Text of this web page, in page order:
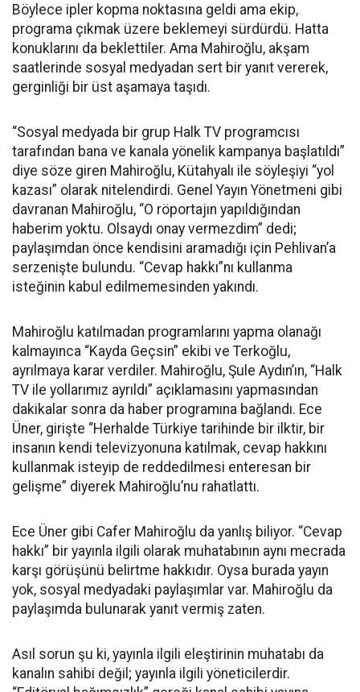
Böylece ipler kopma noktasına geldi ama ekip,
programa çıkmak üzere beklemeyi sürdürdü. Hatta
konuklarını da beklettiler. Ama Mahiroğlu, akşam
saatlerinde sosyal medyadan sert bir yanıt vererek,
gerginliği bir üst aşamaya taşıdı.
“Sosyal medyada bir grup Halk TV programcısı
tarafından bana ve kanala yönelik kampanya başlatıldı”
diye söze giren Mahiroğlu, Kütahyalı ile söyleşiyi “yol
kazası” olarak nitelendirdi. Genel Yayın Yönetmeni gibi
davranan Mahiroğlu, “O röportajın yapıldığından
haberim yoktu. Olsaydı onay vermezdim” dedi;
paylaşımdan önce kendisini aramadığı için Pehlivan’a
serzenişte bulundu. “Cevap hakkı”nı kullanma
isteğinin kabul edilmemesinden yakındı.
Mahiroğlu katılmadan programlarını yapma olanağı
kalmayınca “Kayda Geçsin” ekibi ve Terkoğlu,
ayrılmaya karar verdiler. Mahiroğlu, Şule Aydın’ın, “Halk
TV ile yollarımız ayrıldı” açıklamasını yapmasından
dakikalar sonra da haber programına bağlandı. Ece
Üner, girişte “Herhalde Türkiye tarihinde bir ilktir, bir
insanın kendi televizyonuna katılmak, cevap hakkını
kullanmak isteyip de reddedilmesi enteresan bir
gelişme” diyerek Mahiroğlu’nu rahatlattı.
Ece Üner gibi Cafer Mahiroğlu da yanlış biliyor. “Cevap
hakkı” bir yayınla ilgili olarak muhatabının aynı mecrada
karşı görüşünü belirtme hakkıdır. Oysa burada yayın
yok, sosyal medyadaki paylaşımlar var. Mahiroğlu da
paylaşımda bulunarak yanıt vermiş zaten.
Asıl sorun şu ki, yayınla ilgili eleştirinin muhatabı da
kanalın sahibi değil; yayınla ilgili yöneticilerdir.